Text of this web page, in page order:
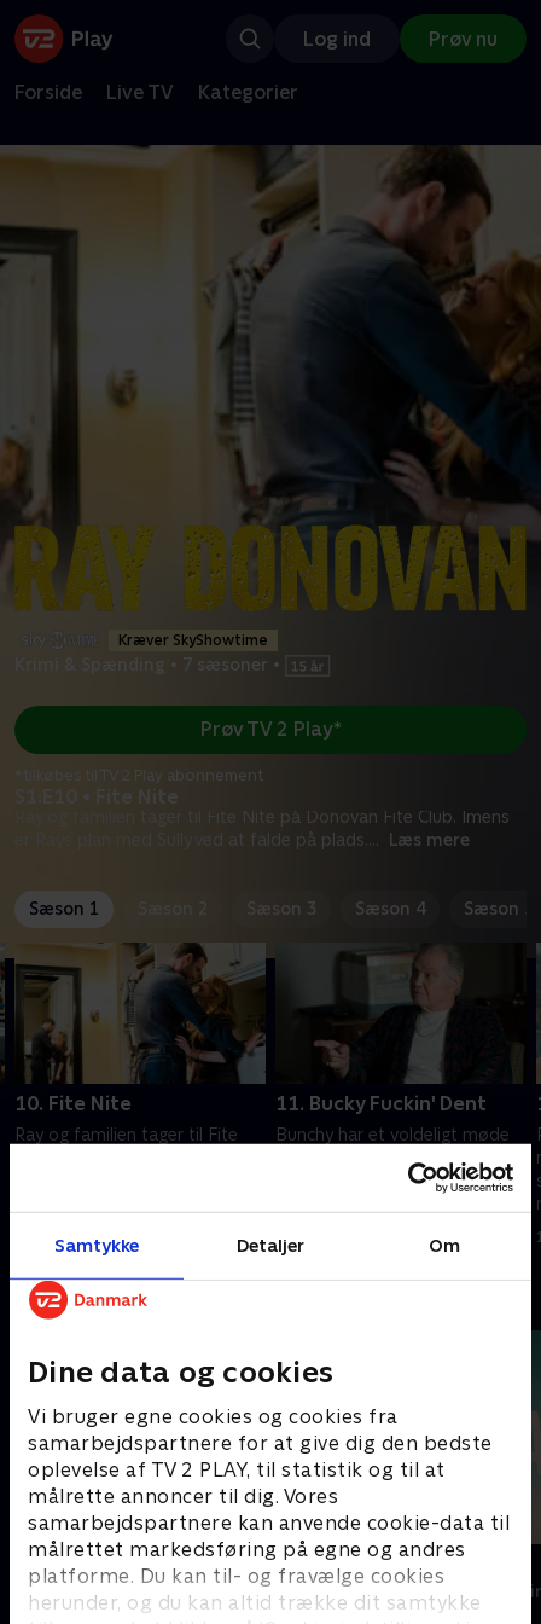
Samtykke Detaljer Om
Dine data og cookies
Vi bruger egne cookies og cookies fra
samarbejdspartnere for at give dig den bedste
oplevelse af TV 2 PLAY, til statistik og til at
målrette annoncer til dig. Vores
samarbejdspartnere kan anvende cookie-data til
målrettet markedsføring på egne og andres
platforme. Du kan til- og fravælge cookies
herunder, og du kan altid trække dit samtykke
Log ind Prøv nu
Forside Live TV Kategorier
Kræver SkyShowtime
Krimi & Spænding • 7 sæsoner •
S1:E10 • Fite Nite
Ray og familien tager til Fite Nite på Donovan Fite Club. Imens
er Rays plan med Sully ved at falde på plads.
Læs mere
Prøv TV 2 Play*
*tilkøbes til TV 2 Play abonnement
Sæson 1 Sæson 2 Sæson 3 Sæson 4 Sæson 5
10. Fite Nite
Ray og familien tager til Fite
1. juli 2021 • 51 min
11. Bucky Fuckin' Dent
Bunchy har et voldeligt møde
bliver tilkaldt til Donovan Fite
krise.
1. juli 2021 • 50 min
Andre så også
Top Dog
Krimi & Spænding • 1 sæsoner
The Au Pair
Krimi &